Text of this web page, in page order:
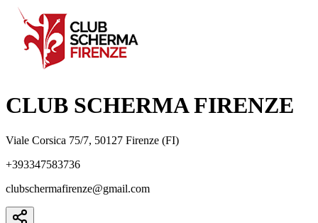
CLUB SCHERMA FIRENZE
Viale Corsica 75/7, 50127 Firenze (FI)
+393347583736
clubschermafirenze@gmail.com